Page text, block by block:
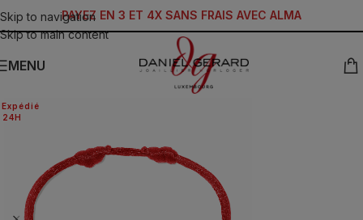
Skip to navigation
Skip to main content
PAYEZ EN 3 ET 4X SANS FRAIS AVEC ALMA
MENU
24H
Expédié